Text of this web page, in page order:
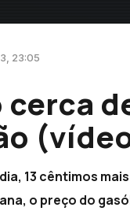
23:05
cerca
13 cêntimos
o preço do